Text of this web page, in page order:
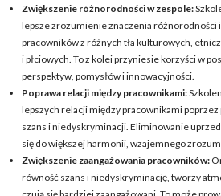
Zwiększenie różnorodności w zespole:
lepsze zrozumienie znaczenia różnorodności
pracowników z różnych tła kulturowych,
i płciowych. To z kolei przyniesie korzyści w
perspektyw, pomysłów i innowacyjności.
Poprawa relacji między pracownikami:
lepszych relacji między pracownikami
szans i niedyskryminacji. Eliminowanie
się do większej harmonii, wzajemnego
Zwiększenie zaangażowania pracowników:
równość szans i niedyskryminację, tworzy